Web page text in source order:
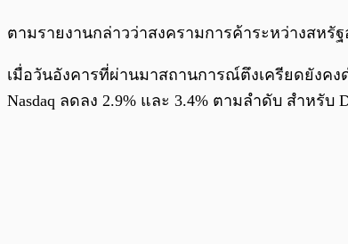
ตามรายงานกล่าวว่าสงครามการค้าระหว่างสหรั
เมื่อวันอังคารที่ผ่านมาสถานการณ์ตึงเครียดยังค
Nasdaq ลดลง 2.9% และ 3.4% ตามลำดับ สำห